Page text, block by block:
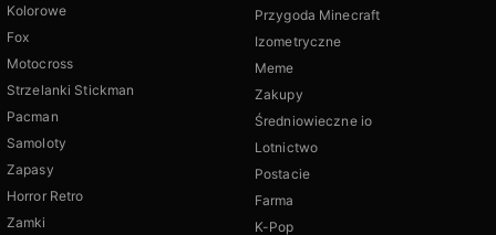
Kolorowe
Fox
Motocross
Strzelanki Stickman
Pacman
Samoloty
Zapasy
Horror Retro
Zamki
Przygoda Minecraft
Izometryczne
Meme
Zakupy
Średniowieczne io
Lotnictwo
Postacie
Farma
K-Pop